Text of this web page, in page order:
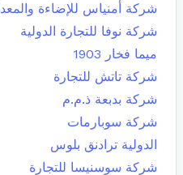
شركة أمنياس للإضاءة
شركة نوفا للتجارة الدولية
ميما فخار 1903
شركة تاتش للتجارة
شركة بدبعة ذ.م.م
شركة سوبارمات
الدولية ترادنق بلوس
شركة سوسنيسا للتجارة